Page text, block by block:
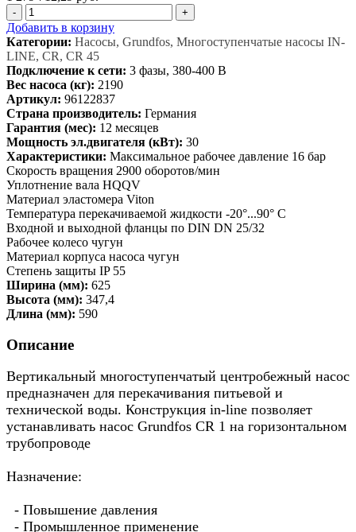
- +
Добавить в корзину
Категории: Насосы, Grundfos, Многоступенчатые насосы IN-
LINE, CR, CR 45
Подключение к сети: 3 фазы, 380-400 В
Вес насоса (кг): 2190
Артикул: 96122837
Страна производитель: Германия
Гарантия (мес): 12 месяцев
Мощность эл.двигателя (кВт): 30
Характеристики: Максимальное рабочее давление 16 бар
Скорость вращения 2900 оборотов/мин
Уплотнение вала HQQV
Материал эластомера Viton
Температура перекачиваемой жидкости -20°...90° C
Входной и выходной фланцы по DIN DN 25/32
Рабочее колесо чугун
Материал корпуса насоса чугун
Степень защиты IP 55
Ширина (мм): 625
Высота (мм): 347,4
Длина (мм): 590
Описание
Вертикальный многоступенчатый центробежный насос
предназначен для перекачивания питьевой и
технической воды. Конструкция in-line позволяет
устанавливать насос Grundfos CR 1 на горизонтальном
трубопроводе
Назначение:
- Повышение давления
- Промышленное применение